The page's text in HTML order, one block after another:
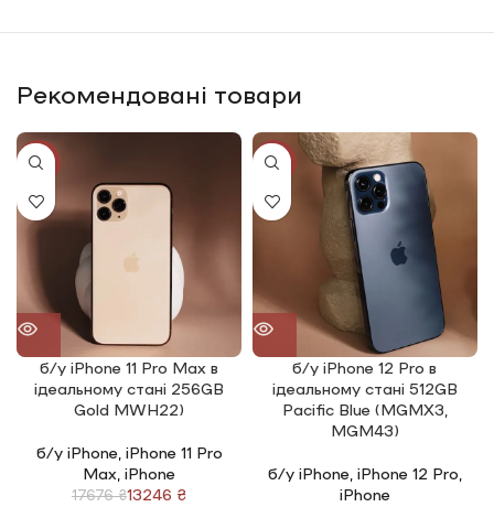
Рекомендовані товари
-25%
б/у iPhone 11 Pro Max в
ідеальному стані 256GB
Gold MWH22)
б/у iPhone, iPhone 11 Pro
Max iPhone
17676₴13246 ₴
-20%
б/у iPhone 12 Pro в
ідеальному стані 512GB
Pacific Blue (MGMX3,
MGM43)
б/у iPhone, iPhone 12 Pro
iPhone